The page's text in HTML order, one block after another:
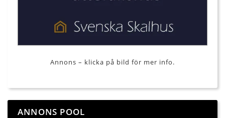
Annons – klicka på bild för mer info.
ANNONS POOL